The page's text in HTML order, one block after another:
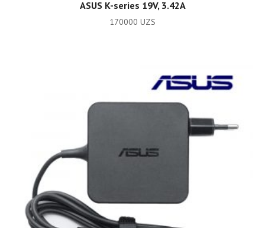
ASUS K-series 19V, 3.42A
170000 UZS